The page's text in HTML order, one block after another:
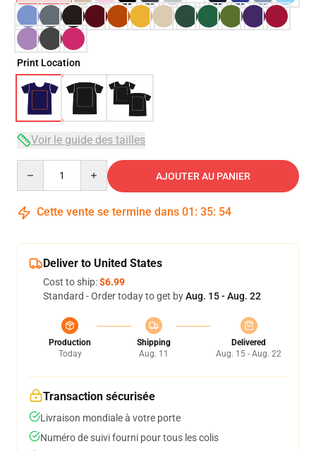
Print Location
Voir le guide des tailles
AJOUTER AU PANIER
Cette vente se termine dans 01 : 35: 54
Deliver to United States
Cost to ship:$6.99
Standard - Order today to get byAug. 15 - Aug. 22
Production
Today
Shipping
Aug. 11
Delivered
Aug. 15 - Aug. 22
Transaction sécurisée
Livraison mondiale à votre porte
Numéro de suivi fourni pour tous les colis